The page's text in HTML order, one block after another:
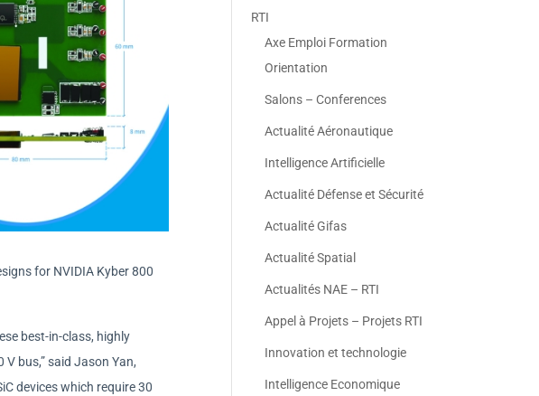
for NVIDIA Kyber 800
best-in-class, highly
bus,” said Jason Yan,
devices which require 30
RTI
Axe Emploi Formation
Orientation
Salons – Conferences
Actualité Aéronautique
Intelligence Artificielle
Actualité Défense et Sécurité
Actualité Gifas
Actualité Spatial
Actualités NAE – RTI
Appel à Projets – Projets RTI
Innovation et technologie
Intelligence Economique